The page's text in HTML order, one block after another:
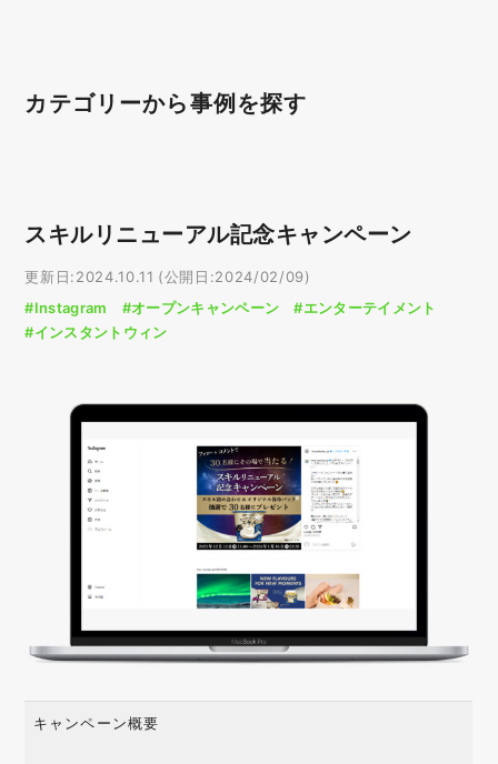
カテゴリーから事例を探す
X（Twitter）
Facebook
LINE
WEB
目的別
店舗誘引
認知拡大
業種・業界
エンターテイメン
電化製品
IT
美容
医療
教育
日用品
メーカー
不動産
型・手法・技術
スキルリニューアル記念キャンペーン
更新日:2024.10.11 (公開日:2024/02/09)
#Instagram
#オープンキャンペーン
#エンターテイメント
#インスタントウィン
キャンペーン概要